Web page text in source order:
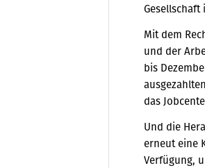
Mit dem
und der
bis
das
Und die
erneut eine
Verfügung,